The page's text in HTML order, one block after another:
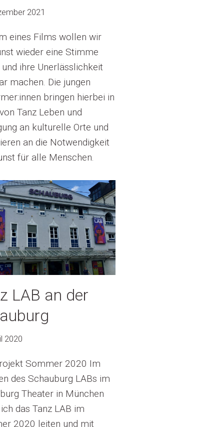
2021
eines Films wollen wir
wieder eine Stimme
und ihre Unerlässlichkeit
machen. Die jungen
bringen hierbei in
Tanz Leben und
an kulturelle Orte und
an die Notwendigkeit
für alle Menschen.
LAB an der
2020
Sommer 2020 Im
des Schauburg LABs im
Theater in München
das Tanz LAB im
2020 leiten und mit